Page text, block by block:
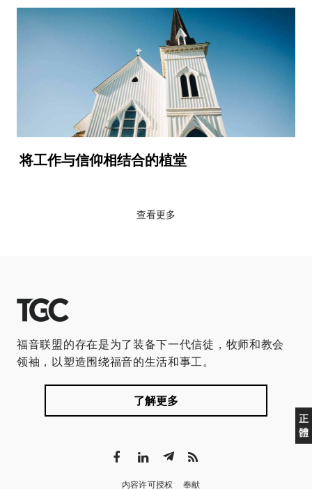
将工作与信仰相结合的植堂
查看更多
正
體
福音联盟的存在是为了装备下一代信徒，牧师和教会
领袖，以塑造围绕福音的生活和事工。
了解更多
内容许可授权 奉献